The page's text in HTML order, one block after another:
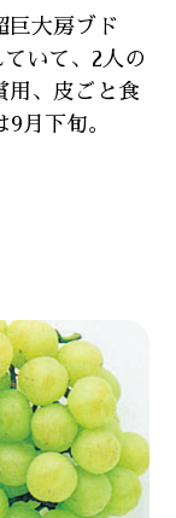
巨大房ブド
いて、2人の
用、皮ごと食
月下旬。